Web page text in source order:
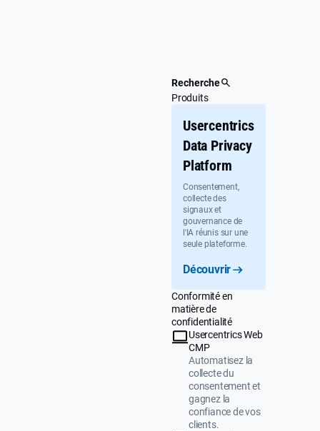
Recherche
Produits
Usercentrics
Data Privacy
Platform
Consentement,
collecte des
signaux et
gouvernance de
l'IA réunis sur une
seule plateforme.
Découvrir
Conformité en
matière de
confidentialité
Usercentrics Web
CMP
Automatisez la
collecte du
consentement et
gagnez la
confiance de vos
clients.